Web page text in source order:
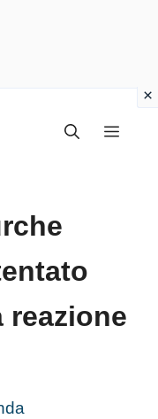
Menu
reazione